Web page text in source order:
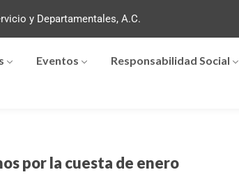
y Departamentales, A.C.
Eventos Responsabilidad Social
por la cuesta de enero